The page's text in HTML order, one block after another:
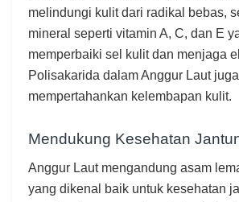
melindungi kulit dari radikal bebas,
mineral seperti vitamin A, C, dan E
memperbaiki sel kulit dan menjaga
Polisakarida dalam Anggur Laut
mempertahankan kelembapan kulit.
Mendukung Kesehatan
Anggur Laut mengandung asam
yang dikenal baik untuk kesehatan